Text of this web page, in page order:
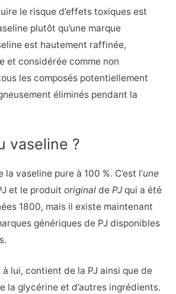
le risque d’effets toxiques est
plutôt qu’une marque
est hautement raffinée,
et considérée comme non
les composés potentiellement
éliminés pendant la
vaseline ?
vaseline pure à 100 %. C’est l’une
et le produit originalde PJqui a été
1800, mais il existe maintenant
génériques de PJ disponibles
à lui, contient de la PJ ainsi que de
la glycérine et d’autres ingrédients.